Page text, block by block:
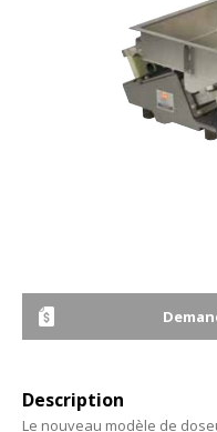
Description
Le nouveau modèle de